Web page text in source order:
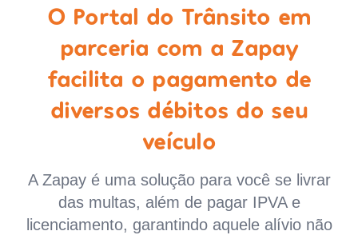
O Portal do Trânsito em
parceria com a Zapay
facilita o pagamento de
diversos débitos do seu
veículo
A Zapay é uma solução para você se livrar
das multas, além de pagar IPVA e
licenciamento, garantindo aquele alívio não